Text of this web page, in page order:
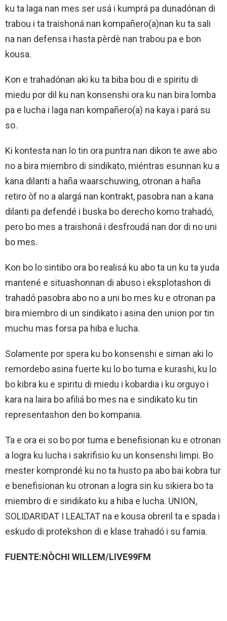
ku ta laga nan mes ser usá i kumprá pa dunadónan di
trabou i ta traishoná nan kompañero(a)nan ku ta sali
na nan defensa i hasta pèrdè nan trabou pa e bon
kousa.
Kon e trahadónan aki ku ta biba bou di e spiritu di
miedu por dil ku nan konsenshi ora ku nan bira lomba
pa e lucha i laga nan kompañero(a) na kaya i pará su
so.
Ki kontesta nan lo tin ora puntra nan dikon te awe abo
no a bira miembro di sindikato, miéntras esunnan ku a
kana dilanti a haña waarschuwing, otronan a haña
retiro òf no a alargá nan kontrakt, pasobra nan a kana
dilanti pa defendé i buska bo derecho komo trahadó,
pero bo mes a traishoná i desfroudá nan dor di no uni
bo mes.
Kon bo lo sintibo ora bo realisá ku abo ta un ku ta yuda
mantené e situashonnan di abuso i eksplotashon di
trahadó pasobra abo no a uni bo mes ku e otronan pa
bira miembro di un sindikato i asina den union por tin
muchu mas forsa pa hiba e lucha.
Solamente por spera ku bo konsenshi e siman aki lo
remordebo asina fuerte ku lo bo tuma e kurashi, ku lo
bo kibra ku e spiritu di miedu i kobardia i ku orguyo i
kara na laira bo afiliá bo mes na e sindikato ku tin
representashon den bo kompania.
Ta e ora ei so bo por tuma e benefisionan ku e otronan
a logra ku lucha i sakrifisio ku un konsenshi limpi. Bo
mester komprondé ku no ta husto pa abo bai kobra tur
e benefisionan ku otronan a logra sin ku sikiera bo ta
miembro di e sindikato ku a hiba e lucha. UNION,
SOLIDARIDAT I LEALTAT na e kousa obreril ta e spada i
eskudo di protekshon di e klase trahadó i su famia.
FUENTE:NÒCHI WILLEM/LIVE99FM